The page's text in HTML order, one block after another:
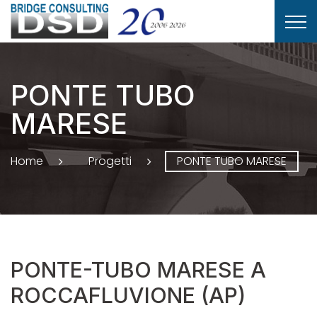
PONTE TUBO
MARESE
Home Progetti PONTE TUBO MARESE
PONTE-TUBO MARESE A
ROCCAFLUVIONE (AP)